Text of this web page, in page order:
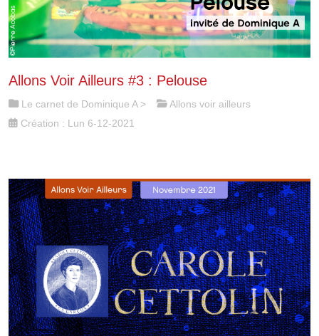
Allons Voir Ailleurs #3 : Pelouse
Le carnet de Dominique A>
Allons voir ailleurs
Création : Lun 6-12-2021